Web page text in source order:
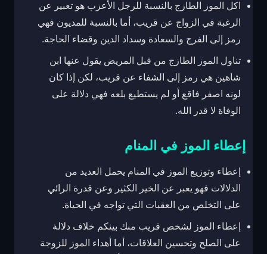
اكل الموز الطازج بالنسبة للرجل الأعزب هو تعبير عن
الرغبة في الزواج عن قريب، أما بالنسبة للمديون فهي
رمز إلى الفرج والسعادة وسداد الدين وقضاء الحاجة.
تناول الموز الطازج من قبل المريض يقول عنها ابن
شاهين هي رمز إلى الشفاء عن قريب، لكن إذا كان
لونه اصفر فاقع أو لم يستطيع بلعه فهي دلالة على
الوفاة لا قدر الله.
إعطاء الموز في المنام
إعطاء وتوزيع الموز في المنام يحمل العديد من
الدلالات فهو يعبر عن الخير الكثير وعن قدرة الرائي
على التخلص من العقبات التي تواجه في الحياة.
إعطاء الموز لشخص قريب منك بينكم خلاف دلالة
على الصلح وتحسين العلاقات، أما أهداء الموز للزوجة